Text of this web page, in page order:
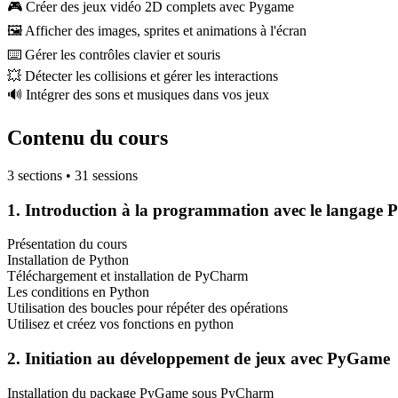
🎮 Créer des jeux vidéo 2D complets avec Pygame
🖼️ Afficher des images, sprites et animations à l'écran
⌨️ Gérer les contrôles clavier et souris
💥 Détecter les collisions et gérer les interactions
🔊 Intégrer des sons et musiques dans vos jeux
Contenu du cours
3 sections • 31 sessions
1. Introduction à la programmation avec le langage
Présentation du cours
Installation de Python
Téléchargement et installation de PyCharm
Les conditions en Python
Utilisation des boucles pour répéter des opérations
Utilisez et créez vos fonctions en python
2. Initiation au développement de jeux avec PyGame
Installation du package PyGame sous PyCharm